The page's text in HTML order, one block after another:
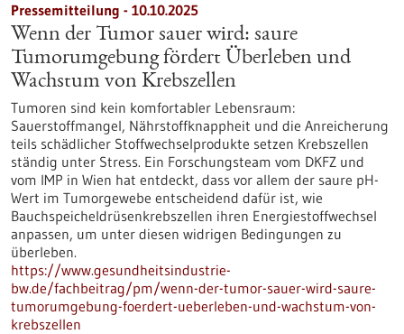
Pressemitteilung - 10.10.2025
Wenn der Tumor sauer wird: saure
Tumorumgebung fördert Überleben und
Wachstum von Krebszellen
Tumoren sind kein komfortabler Lebensraum:
Sauerstoffmangel, Nährstoffknappheit und die Anreicherung
teils schädlicher Stoffwechselprodukte setzen Krebszellen
ständig unter Stress. Ein Forschungsteam vom DKFZ und
vom IMP in Wien hat entdeckt, dass vor allem der saure pH-
Wert im Tumorgewebe entscheidend dafür ist, wie
Bauchspeicheldrüsenkrebszellen ihren Energiestoffwechsel
anpassen, um unter diesen widrigen Bedingungen zu
überleben.
https://www.gesundheitsindustrie-
bw.de/fachbeitrag/pm/wenn-der-tumor-sauer-wird-saure-
tumorumgebung-foerdert-ueberleben-und-wachstum-von-
krebszellen